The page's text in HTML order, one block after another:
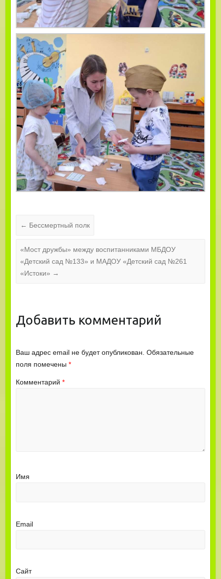
← Бессмертный полк
«Мост дружбы» между воспитанниками МБДОУ
«Детский сад №133» и МАДОУ «Детский сад №261
«Истоки» →
Добавить комментарий
Ваш адрес email не будет опубликован. Обязательные
поля помечены *
Комментарий *
Имя
Email
Сайт